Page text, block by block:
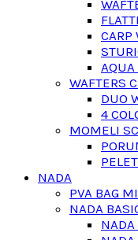
WAFTERS
DUO
4
MOMELI
NADA
PVA BAG
NADA
NADA